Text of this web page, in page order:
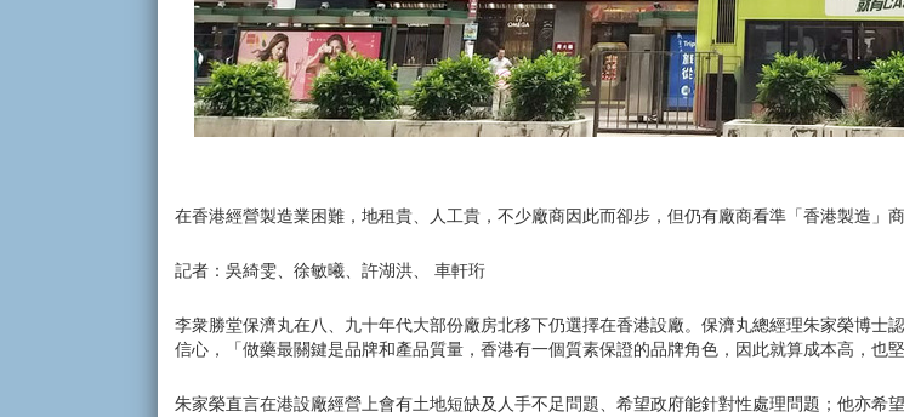
在香港經營製造業困難，地租貴、人工貴，不少廠商因此而卻步，但仍有廠商看準「香港製造」
記者：吳綺雯、徐敏曦、許湖洪、 車軒珩
李衆勝堂保濟丸在八、九十年代大部份廠房北移下仍選擇在香港設廠。保濟丸總經理朱家榮博
信心，「做藥最關鍵是品牌和產品質量，香港有一個質素保證的品牌角色，因此就算成本高，也堅
朱家榮直言在港設廠經營上會有土地短缺及人手不足問題、希望政府能針對性處理問題；他亦